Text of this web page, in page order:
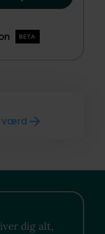
BETA
værd
dig alt,